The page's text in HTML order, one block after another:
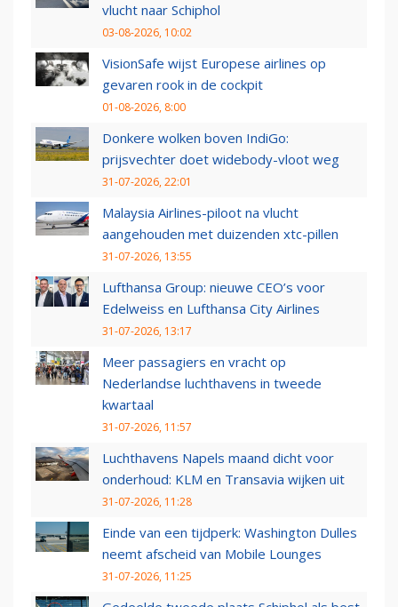
vlucht naar Schiphol
03-08-2026, 10:02
VisionSafe wijst Europese airlines op
gevaren rook in de cockpit
01-08-2026, 8:00
Donkere wolken boven IndiGo:
prijsvechter doet widebody-vloot weg
31-07-2026, 22:01
Malaysia Airlines-piloot na vlucht
aangehouden met duizenden xtc-pillen
31-07-2026, 13:55
Lufthansa Group: nieuwe CEO’s voor
Edelweiss en Lufthansa City Airlines
31-07-2026, 13:17
Meer passagiers en vracht op
Nederlandse luchthavens in tweede
kwartaal
31-07-2026, 11:57
Luchthavens Napels maand dicht voor
onderhoud: KLM en Transavia wijken uit
31-07-2026, 11:28
Einde van een tijdperk: Washington Dulles
neemt afscheid van Mobile Lounges
31-07-2026, 11:25